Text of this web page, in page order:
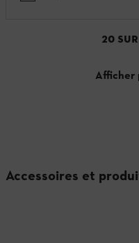
20 SUR
Afficher
Accessoires et